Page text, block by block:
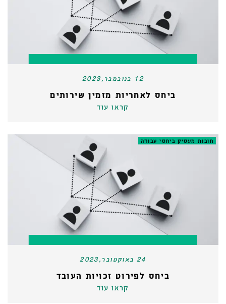
12 בנובמבר,2023
ביחס לאחריות מזמין שירותים
קראו עוד
חובות מעסיק ביחסי עבודה
24 באוקטובר,2023
ביחס לפירוט זכויות העובד
קראו עוד